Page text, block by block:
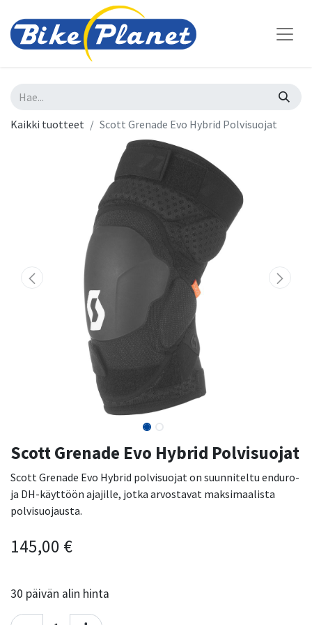
Kaikki tuotteet Scott Grenade Evo Hybrid Polvisuojat
Scott Grenade Evo Hybrid Polvisuojat
Scott Grenade Evo Hybrid polvisuojat on suunniteltu enduro-
ja DH-käyttöön ajajille, jotka arvostavat maksimaalista
polvisuojausta.
145,00 €
30 päivän alin hinta